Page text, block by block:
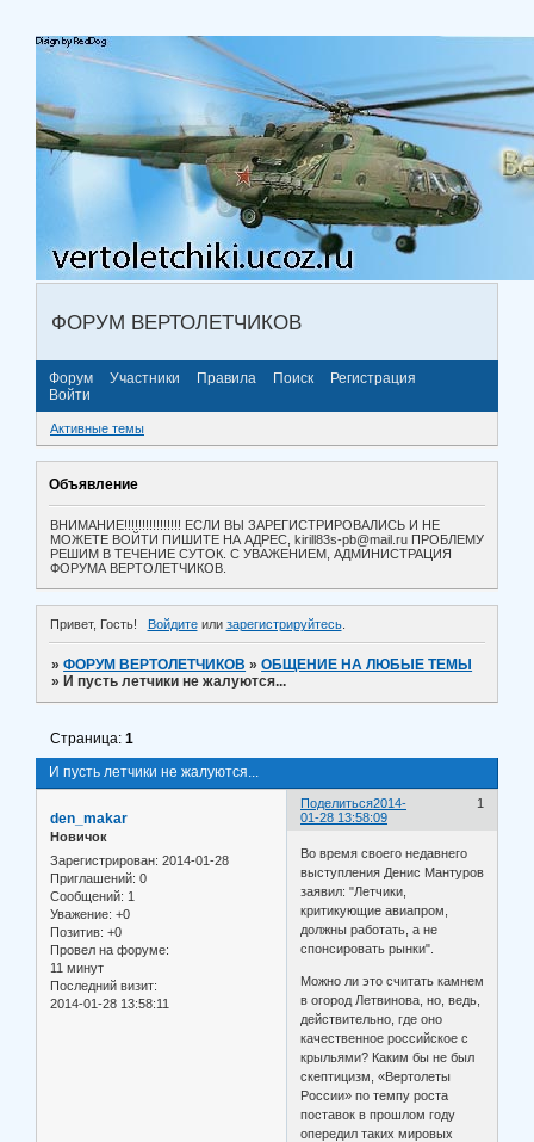
ФОРУМ ВЕРТОЛЕТЧИКОВ
Форум Участники Правила Поиск
Регистрация
Войти
Активные темы
Объявление
ВНИМАНИЕ!!!!!!!!!!!!!!!! ЕСЛИ ВЫ ЗАРЕГИСТРИРОВАЛИСЬ И НЕ
МОЖЕТЕ ВОЙТИ ПИШИТЕ НА АДРЕС, kirill83s-pb@mail.ru ПРОБЛЕМУ
РЕШИМ В ТЕЧЕНИЕ СУТОК. С УВАЖЕНИЕМ, АДМИНИСТРАЦИЯ
ФОРУМА ВЕРТОЛЕТЧИКОВ.
Привет, Гость! Войдитеили зарегистрируйтесь.
»ФОРУМ ВЕРТОЛЕТЧИКОВ »ОБЩЕНИЕ НА ЛЮБЫЕ ТЕМЫ
» И пусть летчики не жалуются...
И пусть летчики не жалуются...
Страница:1
Поделиться 1
2014-
01-28 13:58:09
den_makar
Новичок
Зарегистрирован: 2014-01-28
Приглашений: 0
Сообщений: 1
Уважение: +0
Позитив: +0
Провел на форуме:
11 минут
Последний визит:
2014-01-28 13:58:11
Во время своего недавнего
выступления Денис Мантуров
заявил: "Летчики,
критикующие авиапром,
должны работать, а не
спонсировать рынки".
Можно ли это считать камнем
в огород Летвинова, но, ведь,
действительно, где оно
качественное российское с
крыльями? Каким бы не был
скептицизм, «Вертолеты
России» по темпу роста
поставок в прошлом году
опередил таких мировых